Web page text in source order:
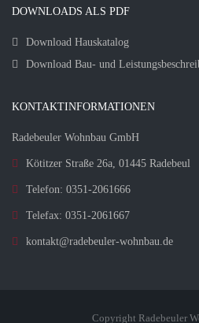
DOWNLOADS ALS PDF
Download Hauskatalog
Download Bau- und
KONTAKTINFORMATIONEN
Radebeuler Wohnbau GmbH
Kötitzer Straße 26a, 01445 Radebeul
Telefon: 0351-2061666
Telefax: 0351-2061667
kontakt@radebeuler-wohnbau.de
Copyright Radebeuler